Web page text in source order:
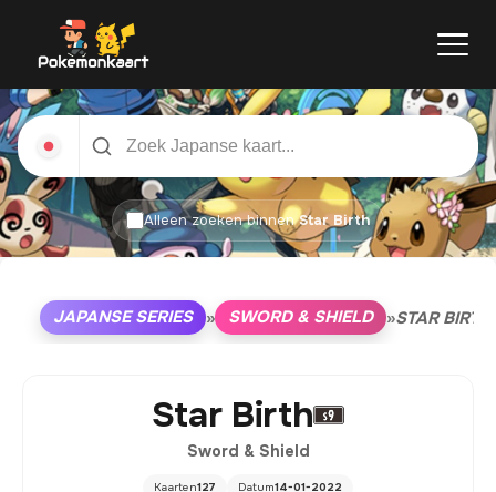
Alleen zoeken binnenStar Birth
JAPANSE SERIES » SWORD & SHIELD »STAR BIRTH
Star Birth
Sword & Shield
Kaarten127 Datum14-01-2022